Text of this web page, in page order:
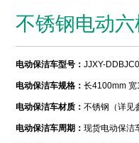
不锈钢电动
电动保洁车型号：JJXY-
电动保洁车规格：长4100mm
电动保洁车材质：不锈钢（详见
电动保洁车周期：现货电动保洁